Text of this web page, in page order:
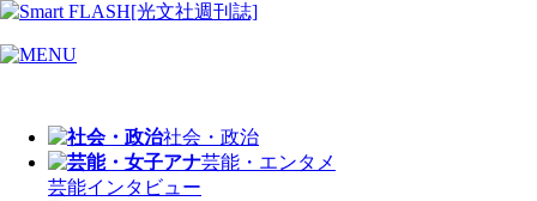
社会・政治
芸能・エンタメ
芸能インタビュー